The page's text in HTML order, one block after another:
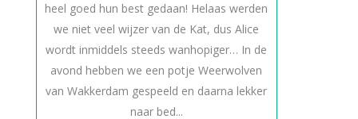
heel goed hun best gedaan! Helaas werden
we niet veel wijzer van de Kat, dus Alice
wordt inmiddels steeds wanhopiger… In de
avond hebben we een potje Weerwolven
van Wakkerdam gespeeld en daarna lekker
naar bed...